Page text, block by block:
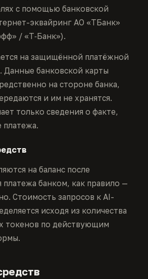
с помощью банковской
эквайринг АО «ТБанк»
/ «Т‑Банк»).
на защищённой платёжной
Данные банковской карты
на стороне банка,
и им не хранятся.
только сведения о факте,
платежа.
на баланс после
банком, как правило —
Стоимость запросов к AI-
исходя из количества
токенов по действующим